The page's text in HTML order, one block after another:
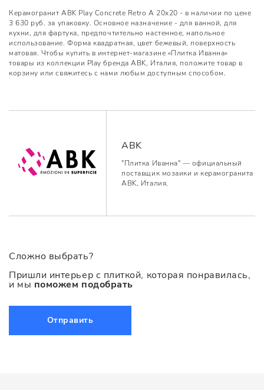
Керамогранит ABK Play Concrete Retro A 20x20 - в наличии по цене
3 630 руб. за упаковку. Основное назначение - для ванной, для
кухни, для фартука, предпочтительно настенное, напольное
использование. Форма квадратная, цвет бежевый, поверхность
матовая. Чтобы купить в интернет-магазине «Плитка Иванна»
товары из коллекции Play бренда ABK, Италия, положите товар в
корзину или свяжитесь с нами любым доступным способом.
ABK
"Плитка Иванна" — официальный
поставщик мозаики и керамогранита
ABK, Италия.
Сложно выбрать?
Пришли интерьер с плиткой, которая понравилась,
и мы поможем подобрать
Отправить